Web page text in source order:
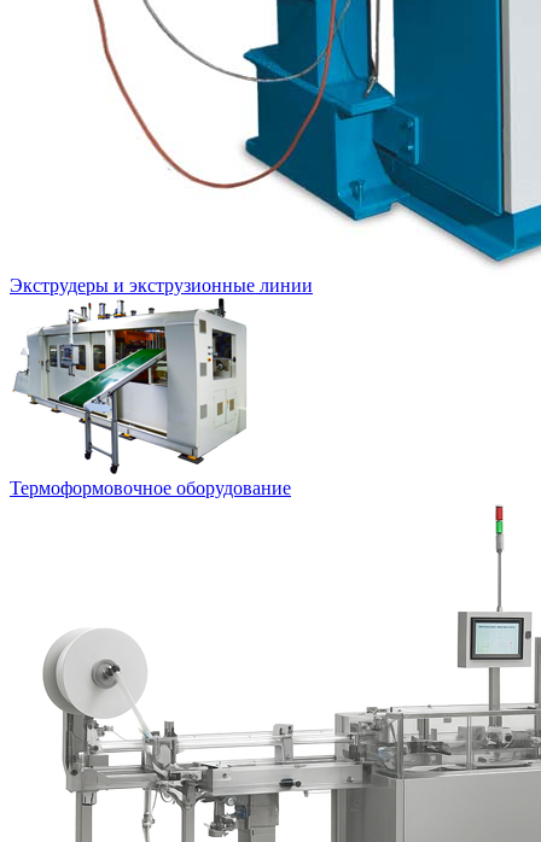
Экструдеры и экструзионные линии
Термоформовочное оборудование